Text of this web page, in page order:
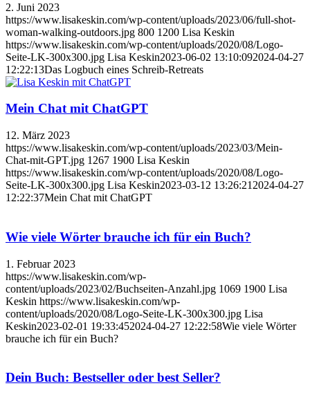
2. Juni 2023
https://www.lisakeskin.com/wp-content/uploads/2023/06/full-shot-
woman-walking-outdoors.jpg 800 1200 Lisa Keskin
https://www.lisakeskin.com/wp-content/uploads/2020/08/Logo-
Seite-LK-300x300.jpg Lisa Keskin2023-06-02 13:10:092024-04-27
12:22:13Das Logbuch eines Schreib-Retreats
Mein Chat mit ChatGPT
12. März 2023
https://www.lisakeskin.com/wp-content/uploads/2023/03/Mein-
Chat-mit-GPT.jpg 1267 1900 Lisa Keskin
https://www.lisakeskin.com/wp-content/uploads/2020/08/Logo-
Seite-LK-300x300.jpg Lisa Keskin2023-03-12 13:26:21 2024-04-27
12:22:37Mein Chat mit ChatGPT
Wie viele Wörter brauche ich für ein Buch?
1. Februar 2023
https://www.lisakeskin.com/wp-
content/uploads/2023/02/Buchseiten-Anzahl.jpg 1069 1900 Lisa
Keskin https://www.lisakeskin.com/wp-
content/uploads/2020/08/Logo-Seite-LK-300x300.jpg Lisa
Keskin2023-02-01 19:33:452024-04-27 12:22:58Wie viele Wörter
brauche ich für ein Buch?
Dein Buch: Bestseller oder best Seller?